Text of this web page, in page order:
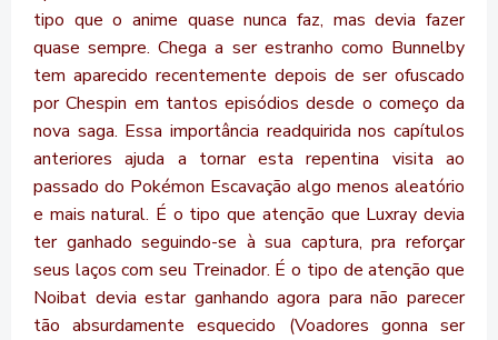
tipo que o anime quase nunca faz, mas devia fazer
quase sempre. Chega a ser estranho como Bunnelby
tem aparecido recentemente depois de ser ofuscado
por Chespin em tantos episódios desde o começo da
nova saga. Essa importância readquirida nos capítulos
anteriores ajuda a tornar esta repentina visita ao
passado do Pokémon Escavação algo menos aleatório
e mais natural. É o tipo que atenção que Luxray devia
ter ganhado seguindo-se à sua captura, pra reforçar
seus laços com seu Treinador. É o tipo de atenção que
Noibat devia estar ganhando agora para não parecer
tão absurdamente esquecido (Voadores gonna ser